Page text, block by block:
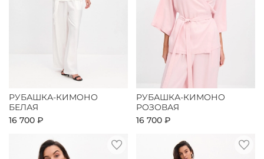
РУБАШКА-КИМОНО
БЕЛАЯ
16 700 ₽
РУБАШКА-КИМОНО
РОЗОВАЯ
16 700 ₽